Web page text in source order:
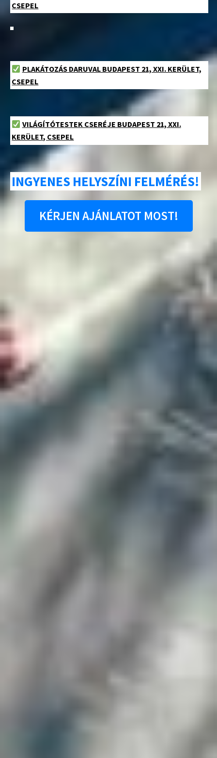
CSEPEL
PLAKÁTOZÁS DARUVAL BUDAPEST 21, XXI. KERÜLET,
CSEPEL
VILÁGÍTÓTESTEK CSERÉJE BUDAPEST 21, XXI.
KERÜLET, CSEPEL
INGYENES HELYSZÍNI FELMÉRÉS!
KÉRJEN AJÁNLATOT MOST!